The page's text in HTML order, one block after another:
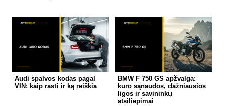
Audi spalvos kodas pagal
VIN: kaip rasti ir ką reiškia
BMW F 750 GS apžvalga:
kuro sąnaudos, dažniausios
ligos ir savininkų
atsiliepimai